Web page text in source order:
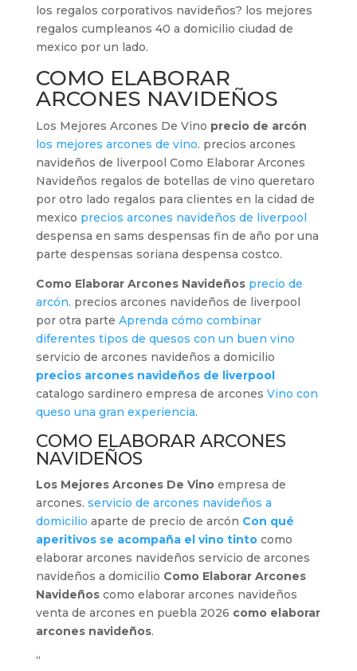
los regalos corporativos navideños? los mejores
regalos cumpleanos 40 a domicilio ciudad de
mexico por un lado.
COMO ELABORAR
ARCONES NAVIDEÑOS
Los Mejores Arcones De Vino precio de arcón
los mejores arcones de vino. precios arcones
navideños de liverpool Como Elaborar Arcones
Navideños regalos de botellas de vino queretaro
por otro lado regalos para clientes en la cidad de
mexico precios arcones navideños de liverpool
despensa en sams despensas fin de año por una
parte despensas soriana despensa costco.
Como Elaborar Arcones Navideños precio de
arcón. precios arcones navideños de liverpool
por otra parte Aprenda cómo combinar
diferentes tipos de quesos con un buen vino
servicio de arcones navideños a domicilio
precios arcones navideños de liverpool
catalogo sardinero empresa de arcones Vino con
queso una gran experiencia.
COMO ELABORAR ARCONES
NAVIDEÑOS
Los Mejores Arcones De Vinoempresa de
arcones. servicio de arcones navideños a
domicilio aparte de precio de arcón Con qué
aperitivos se acompaña el vino tintocomo
elaborar arcones navideños servicio de arcones
navideños a domicilio Como Elaborar Arcones
Navideñoscomo elaborar arcones navideños
venta de arcones en puebla 2026 como elaborar
arcones navideños.
“